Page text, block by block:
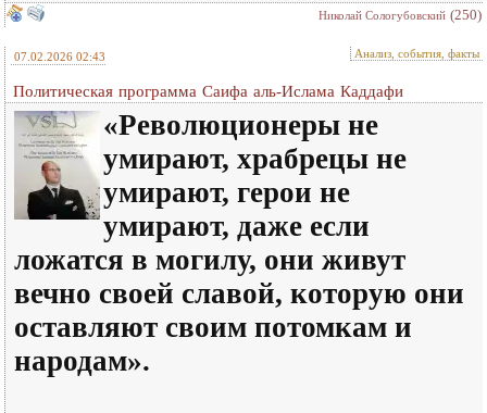
Николай Сологубовский (250)
07.02.2026 02:43 Анализ, события, факты
Политическая программа Саифа аль-Ислама Каддафи
«Революционеры не
умирают, храбрецы не
умирают, герои не
умирают, даже если
ложатся в могилу, они живут
вечно своей славой, которую они
оставляют своим потомкам и
народам».